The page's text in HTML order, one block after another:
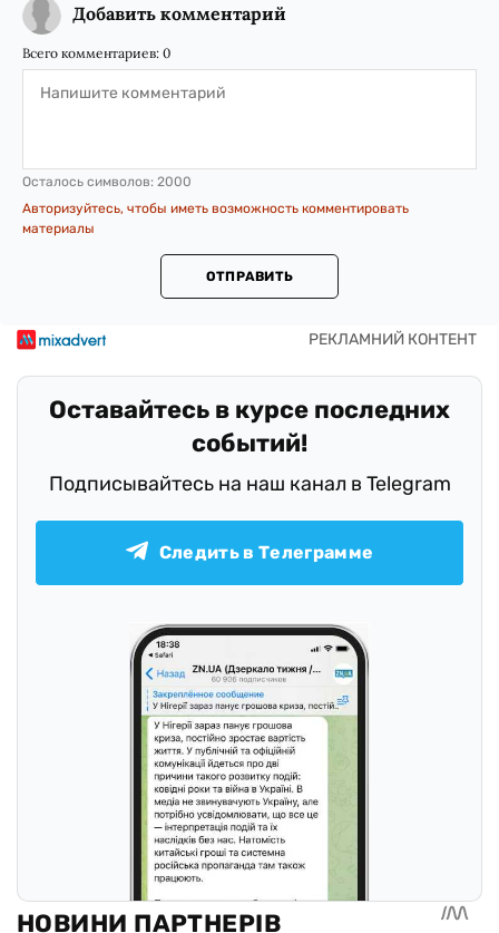
Добавить комментарий
Всего комментариев: 0
Осталось символов: 2000
Авторизуйтесь, чтобы иметь возможность комментировать
материалы
ОТПРАВИТЬ
Оставайтесь в курсе последних
событий!
Подписывайтесь на наш канал в Telegram
Следить в Телеграмме